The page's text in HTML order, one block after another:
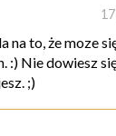
na to, że moze
:) Nie dowiesz
;)